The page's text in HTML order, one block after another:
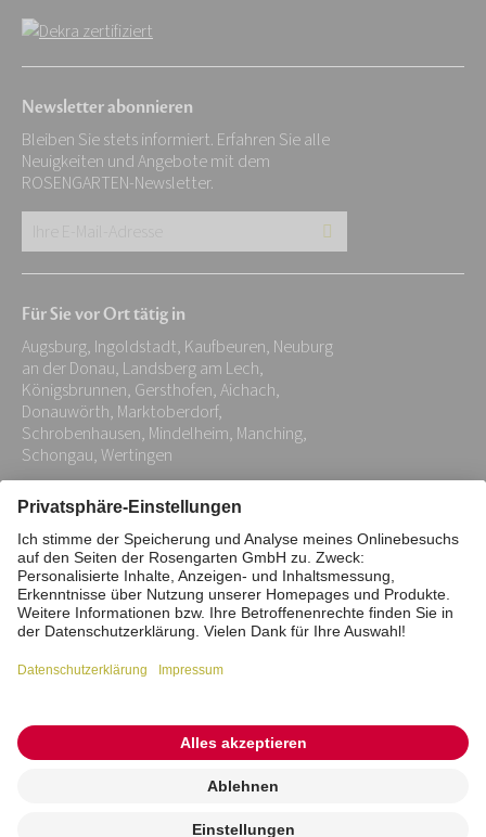
Newsletter abonnieren
Bleiben Sie stets informiert. Erfahren Sie alle
Neuigkeiten und Angebote mit dem
ROSENGARTEN-Newsletter.
E-
Adresse:
*
Für Sie vor Ort tätig in
Augsburg, Ingoldstadt, Kaufbeuren, Neuburg
an der Donau, Landsberg am Lech,
Königsbrunnen, Gersthofen, Aichach,
Donauwörth, Marktoberdorf,
Schrobenhausen, Mindelheim, Manching,
Schongau, Wertingen
Impressum Datenschutz
Stiftung
Interne Meldestelle
Zahlungsmittel
Barrierefreiheitserklärung
Vertrag widerrufen
© 2026 ROSENGARTEN-Tierbestattung